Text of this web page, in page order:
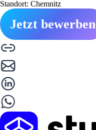
Standort: Chemnitz
Jetzt bewerben